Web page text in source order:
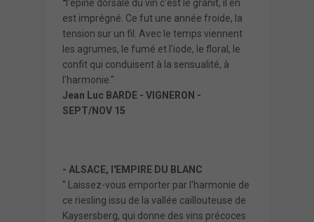
" l'épine dorsale du vin c'est le granit, il en
est imprégné. Ce fut une année froide, la
tension sur un fil. Avec le temps viennent
les agrumes, le fumé et l'iode, le floral, le
confit qui conduisent à la sensualité, à
l'harmonie."
Jean Luc BARDE - VIGNERON -
SEPT/NOV 15
- ALSACE, l'EMPIRE DU BLANC
" Laissez-vous emporter par l'harmonie de
ce riesling issu de la vallée caillouteuse de
Kaysersberg, qui donne des vins précoces